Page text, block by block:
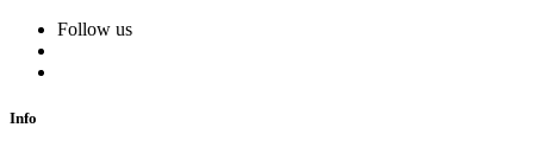
Follow us
Info